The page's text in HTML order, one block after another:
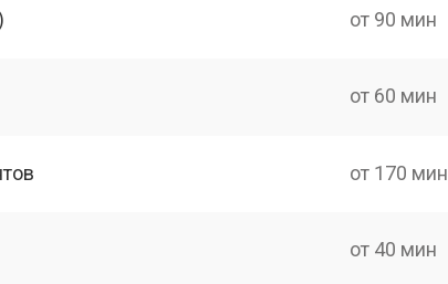
от 90 мин
от 60 мин
от 170 мин
от 40 мин